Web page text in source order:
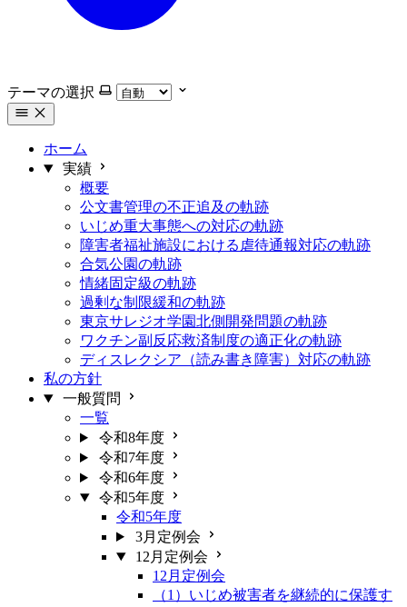
テーマの選択
ホーム
実績
概要
公文書管理の不正追及の軌跡
いじめ重大事態への対応の軌跡
障害者福祉施設における虐待通報対応の軌跡
合気公園の軌跡
情緒固定級の軌跡
過剰な制限緩和の軌跡
東京サレジオ学園北側開発問題の軌跡
ワクチン副反応救済制度の適正化の軌跡
ディスレクシア（読み書き障害）対応の軌跡
私の方針
一般質問
一覧
令和8年度
令和7年度
令和6年度
令和5年度
令和5年度
3月定例会
12月定例会
12月定例会
（1）いじめ被害者を継続的に保護す